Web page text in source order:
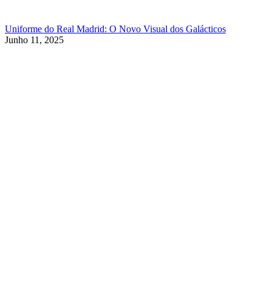
Uniforme do Real Madrid: O Novo Visual dos Galácticos
Junho 11, 2025